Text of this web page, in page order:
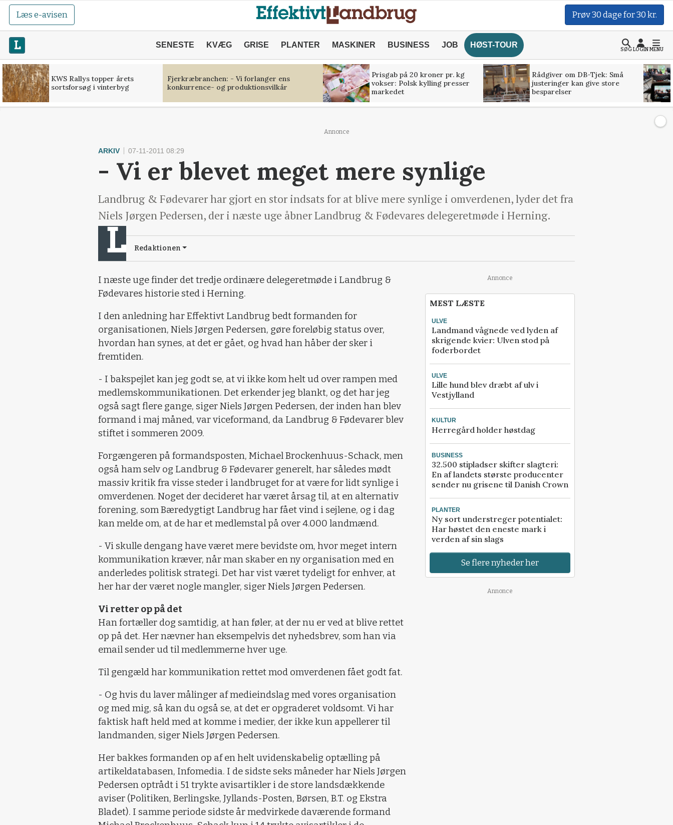
Læs e-avisen Prøv 30 dage for 30 kr.
SENESTE KVÆG GRISE PLANTER MASKINER BUSINESS JOB HØST-TOUR
SØGLOGINMENU
KWS Rallys topper årets
sortsforsøg i vinterbyg
Fjerkræbranchen: - Vi forlanger ens
konkurrence- og produktionsvilkår
Prisgab på 20 kroner pr. kg
vokser: Polsk kylling presser
markedet
Rådgiver om DB-Tjek: Små
justeringer kan give store
besparelser
Annonce
ARKIV 07-11-2011 08:29
- Vi er blevet meget mere synlige
Landbrug & Fødevarer har gjort en stor indsats for at blive mere synlige i omverdenen, lyder det fra
Niels Jørgen Pedersen, der i næste uge åbner Landbrug & Fødevares delegeretmøde i Herning.
Redaktionen
I næste uge finder det tredje ordinære delegeretmøde i Landbrug &
Fødevares historie sted i Herning.
I den anledning har Effektivt Landbrug bedt formanden for
organisationen, Niels Jørgen Pedersen, gøre foreløbig status over,
hvordan han synes, at det er gået, og hvad han håber der sker i
fremtiden.
- I bakspejlet kan jeg godt se, at vi ikke kom helt ud over rampen med
medlemskommunikationen. Det erkender jeg blankt, og det har jeg
også sagt flere gange, siger Niels Jørgen Pedersen, der inden han blev
formand i maj måned, var viceformand, da Landbrug & Fødevarer blev
stiftet i sommeren 2009.
Forgængeren på formandsposten, Michael Brockenhuus-Schack, men
også ham selv og Landbrug & Fødevarer generelt, har således mødt
massiv kritik fra visse steder i landbruget for at være for lidt synlige i
omverdenen. Noget der decideret har været årsag til, at en alternativ
forening, som Bæredygtigt Landbrug har fået vind i sejlene, og i dag
kan melde om, at de har et medlemstal på over 4.000 landmænd.
- Vi skulle dengang have været mere bevidste om, hvor meget intern
kommunikation kræver, når man skaber en ny organisation med en
anderledes politisk strategi. Det har vist været tydeligt for enhver, at
her har der været nogle mangler, siger Niels Jørgen Pedersen.
Vi retter op på det
Han fortæller dog samtidig, at han føler, at der nu er ved at blive rettet
op på det. Her nævner han eksempelvis det nyhedsbrev, som han via
email sender ud til medlemmerne hver uge.
Til gengæld har kommunikation rettet mod omverdenen fået godt fat.
- Og hvis du laver målinger af medieindslag med vores organisation
og med mig, så kan du også se, at det er opgraderet voldsomt. Vi har
faktisk haft held med at komme i medier, der ikke kun appellerer til
landmanden, siger Niels Jørgen Pedersen.
Her bakkes formanden op af en helt uvidenskabelig optælling på
artikeldatabasen, Infomedia. I de sidste seks måneder har Niels Jørgen
Pedersen optrådt i 51 trykte avisartikler i de store landsdækkende
aviser (Politiken, Berlingske, Jyllands-Posten, Børsen, B.T. og Ekstra
Bladet). I samme periode sidste år medvirkede daværende formand
Annonce
MEST LÆSTE
ULVE
Landmand vågnede ved lyden af
skrigende kvier: Ulven stod på
foderbordet
ULVE
Lille hund blev dræbt af ulv i
Vestjylland
KULTUR
Herregård holder høstdag
BUSINESS
32.500 stipladser skifter slagteri:
En af landets største producenter
sender nu grisene til Danish Crown
PLANTER
Ny sort understreger potentialet:
Har høstet den eneste mark i
verden af sin slags
Se flere nyheder her
Annonce